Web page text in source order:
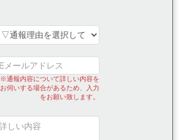
※通報内容について詳しい内容を
お伺いする場合があるため、入力
をお願い致します。